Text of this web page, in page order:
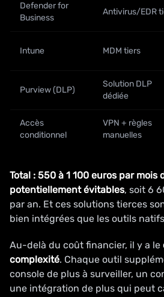
Defender for
Business
Antivirus/EDR
Intune MDM tiers
Purview (DLP)
Solution DLP
dédiée
Accès
conditionnel
VPN + règles
manuelles
Total : 550 à 1 100 euros par mois
potentiellement évitables, soit 6
par an. Et ces solutions tierces
bien intégrées que les outils
Au-delà du coût financier, il y a le
complexité. Chaque outil
console de plus à surveiller, un
une intégration de plus qui peut